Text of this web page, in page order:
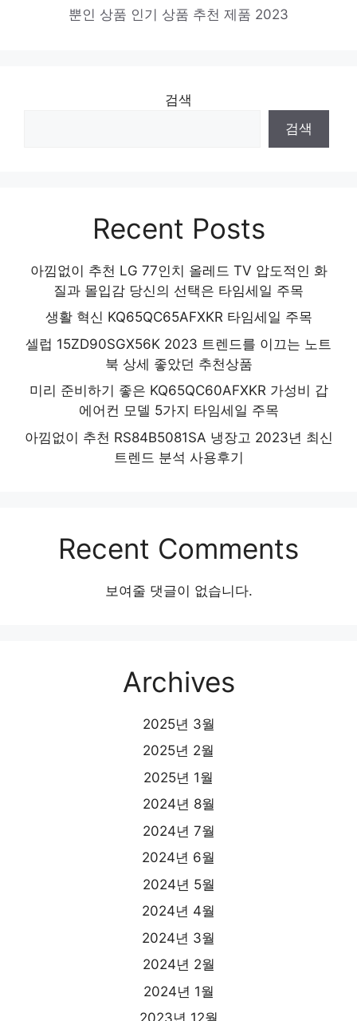
뿐인 상품 인기 상품 추천 제품 2023
검색
검색
Recent Posts
아낌없이 추천 LG 77인치 올레드 TV 압도적인 화
질과 몰입감 당신의 선택은 타임세일 주목
생활 혁신 KQ65QC65AFXKR 타임세일 주목
셀럽 15ZD90SGX56K 2023 트렌드를 이끄는 노트
북 상세 좋았던 추천상품
미리 준비하기 좋은 KQ65QC60AFXKR 가성비 갑
에어컨 모델 5가지 타임세일 주목
아낌없이 추천 RS84B5081SA 냉장고 2023년 최신
트렌드 분석 사용후기
Recent Comments
보여줄 댓글이 없습니다.
Archives
2025년 3월
2025년 2월
2025년 1월
2024년 8월
2024년 7월
2024년 6월
2024년 5월
2024년 4월
2024년 3월
2024년 2월
2024년 1월
2023년 12월